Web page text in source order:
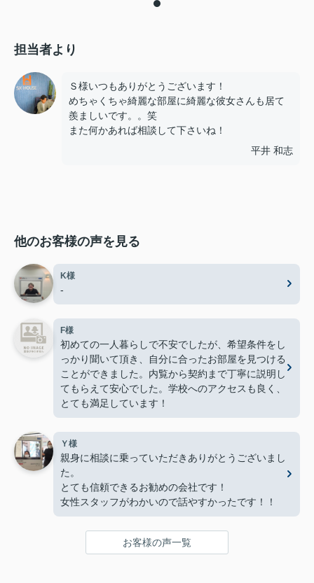
担当者より
Ｓ様いつもありがとうございます！
めちゃくちゃ綺麗な部屋に綺麗な彼女さんも居て
羨ましいです。。笑
また何かあれば相談して下さいね！
平井 和志
他のお客様の声を見る
K様
-
F様
初めての一人暮らしで不安でしたが、希望条件をし
っかり聞いて頂き、自分に合ったお部屋を見つける
ことができました。内覧から契約まで丁寧に説明し
てもらえて安心でした。学校へのアクセスも良く、
とても満足しています！
Ｙ様
親身に相談に乗っていただきありがとうございまし
た。
とても信頼できるお勧めの会社です！
女性スタッフがわかいので話やすかったです！！
お客様の声一覧